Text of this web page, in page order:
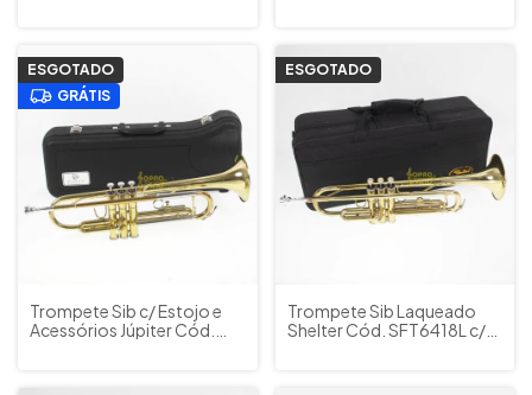
ESGOTADO
GRÁTIS
Trompete Sib c/ Estojo e
Acessórios Júpiter Cód.
ESGOTADO
Trompete Sib Laqueado
Shelter Cód. SFT6418L c/